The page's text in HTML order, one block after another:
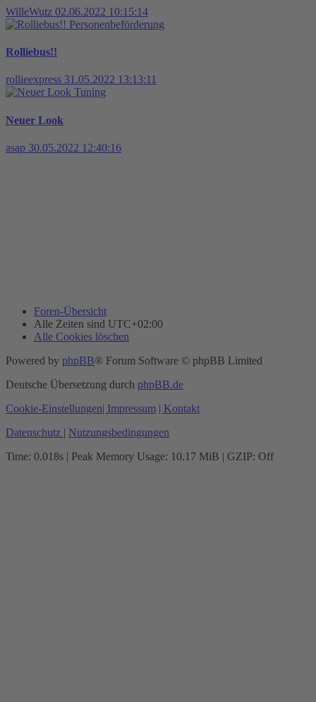
WilleWutz 02.06.2022 10:15:14
Personenbeförderung
Rolliebus!!
rollieexpress 31.05.2022 13:13:11
Tuning
Neuer Look
asap 30.05.2022 12:40:16
Foren-Übersicht
Alle Zeiten sind UTC+02:00
Alle Cookies löschen
Powered by phpBB® Forum Software © phpBB Limited
Deutsche Übersetzung durch phpBB.de
Cookie-Einstellungen| Impressum | Kontakt
Datenschutz | Nutzungsbedingungen
Time: 0.018s | Peak Memory Usage: 10.17 MiB | GZIP: Off